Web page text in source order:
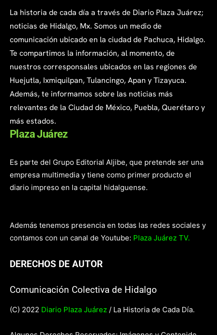
La historia de cada día a través de Diario Plaza Juárez;
noticias de Hidalgo, Mx. Somos un medio de
comunicación ubicado en la ciudad de Pachuca, Hidalgo.
Te compartimos la información, al momento, de
nuestros corresponsales ubicados en las regiones de
Huejutla, Ixmiquilpan, Tulancingo, Apan y Tizayuca.
Además, te informamos sobre las noticias más
relevantes de la Ciudad de México, Puebla, Querétaro y
más estados.
Plaza Juárez
Es parte del Grupo Editorial Aljibe, que pretende ser una
empresa multimedia y tiene como primer producto el
diario impreso en la capital hidalguense.
Además tenemos presencia en todas las redes sociales y
contamos con un canal de Youtube: Plaza Juárez TV.
DERECHOS DE AUTOR
Comunicación Colectiva de Hidalgo
(C) 2022 Diario Plaza Juárez / La Historia de Cada Día.